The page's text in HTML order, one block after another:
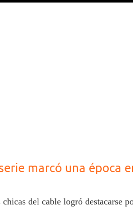
marcó una época
chicas del cablelogró destacarse